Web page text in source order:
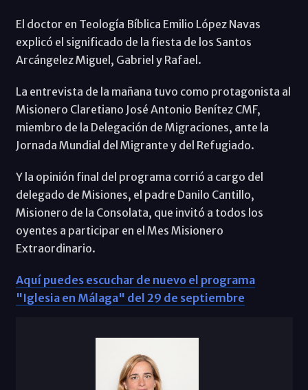
El doctor en Teología Bíblica Emilio López Navas
explicó el significado de la fiesta de los Santos
Arcángelez Miguel, Gabriel y Rafael.
La entrevista de la mañana tuvo como protagonista al
Misionero Claretiano José Antonio Benítez CMF,
miembro de la Delegación de Migraciones, ante la
Jornada Mundial del Migrante y del Refugiado.
Y la opinión final del programa corrió a cargo del
delegado de Misiones, el padre Danilo Cantillo,
Misionero de la Consolata, que invitó a todos los
oyentes a participar en el Mes Misionero
Extraordinario.
Aquí puedes escuchar de nuevo el programa
"Iglesia en Málaga" del 29 de septiembre